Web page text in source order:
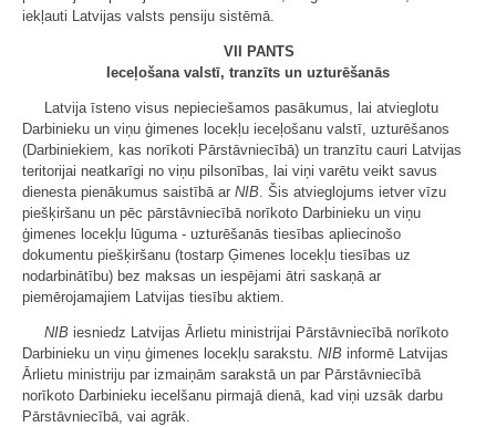
iekļauti Latvijas valsts pensiju sistēmā.
VII PANTS
Ieceļošana valstī, tranzīts un uzturēšanās
Latvija īsteno visus nepieciešamos pasākumus, lai atvieglotu
Darbinieku un viņu ģimenes locekļu ieceļošanu valstī, uzturēšanos
(Darbiniekiem, kas norīkoti Pārstāvniecībā) un tranzītu cauri Latvijas
teritorijai neatkarīgi no viņu pilsonības, lai viņi varētu veikt savus
dienesta pienākumus saistībā ar NIB. Šis atvieglojums ietver vīzu
piešķiršanu un pēc pārstāvniecībā norīkoto Darbinieku un viņu
ģimenes locekļu lūguma - uzturēšanās tiesības apliecinošo
dokumentu piešķiršanu (tostarp Ģimenes locekļu tiesības uz
nodarbinātību) bez maksas un iespējami ātri saskaņā ar
piemērojamajiem Latvijas tiesību aktiem.
NIB iesniedz Latvijas Ārlietu ministrijai Pārstāvniecībā norīkoto
Darbinieku un viņu ģimenes locekļu sarakstu. NIB informē Latvijas
Ārlietu ministriju par izmaiņām sarakstā un par Pārstāvniecībā
norīkoto Darbinieku iecelšanu pirmajā dienā, kad viņi uzsāk darbu
Pārstāvniecībā, vai agrāk.